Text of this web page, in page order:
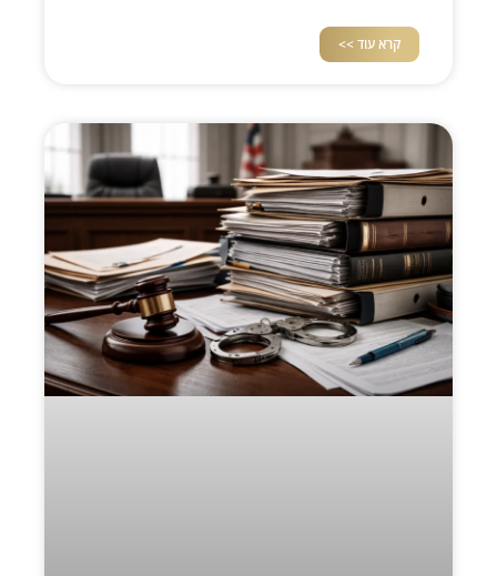
קרא עוד >>